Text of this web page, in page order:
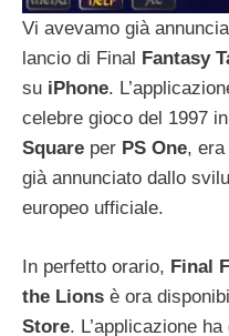
Vi avevamo già
lancio di Final Fantasy
su iPhone.
celebre gioco del 1997
Square per PS One,
già annunciato dallo
europeo ufficiale.
In perfetto orario, Final
the Lions è ora
Store. L’applicazione